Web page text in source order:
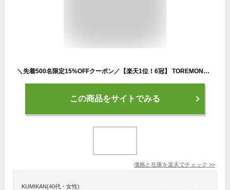
＼先着500名限定15%OFFクーポン／【楽天1位！6冠】 TOREMON正規品 ランニングポーチ ウエストポーチ 揺れない ランニングバッグ ジョギングポーチ 防水 ボトルポーチ ペットボトル 軽量 モデル メンズ レディース アウトドア スマートフォン iPhone スポーツ ウォーキング
この商品をサイトでみる
価格と在庫を楽天でチェック >>
KUMIKAN(40代・女性)